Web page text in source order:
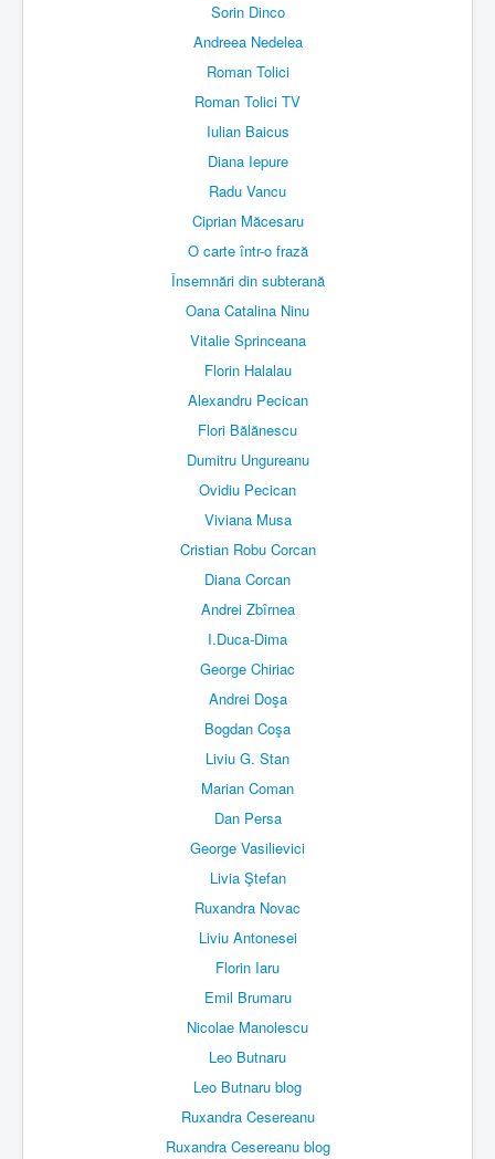
Sorin Dinco
Andreea Nedelea
Roman Tolici
Roman Tolici TV
Iulian Baicus
Diana Iepure
Radu Vancu
Ciprian Măcesaru
O carte într-o frază
Însemnări din subterană
Oana Catalina Ninu
Vitalie Sprinceana
Florin Halalau
Alexandru Pecican
Flori Bălănescu
Dumitru Ungureanu
Ovidiu Pecican
Viviana Musa
Cristian Robu Corcan
Diana Corcan
Andrei Zbîrnea
I.Duca-Dima
George Chiriac
Andrei Doşa
Bogdan Coşa
Liviu G. Stan
Marian Coman
Dan Persa
George Vasilievici
Livia Ştefan
Ruxandra Novac
Liviu Antonesei
Florin Iaru
Emil Brumaru
Nicolae Manolescu
Leo Butnaru
Leo Butnaru blog
Ruxandra Cesereanu
Ruxandra Cesereanu blog